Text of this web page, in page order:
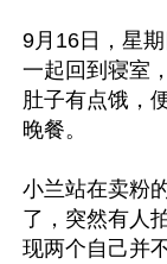
9月16日，星
一起回到寝室
肚子有点饿，
晚餐。
小兰站在卖粉
了，突然有人
现两个自己并